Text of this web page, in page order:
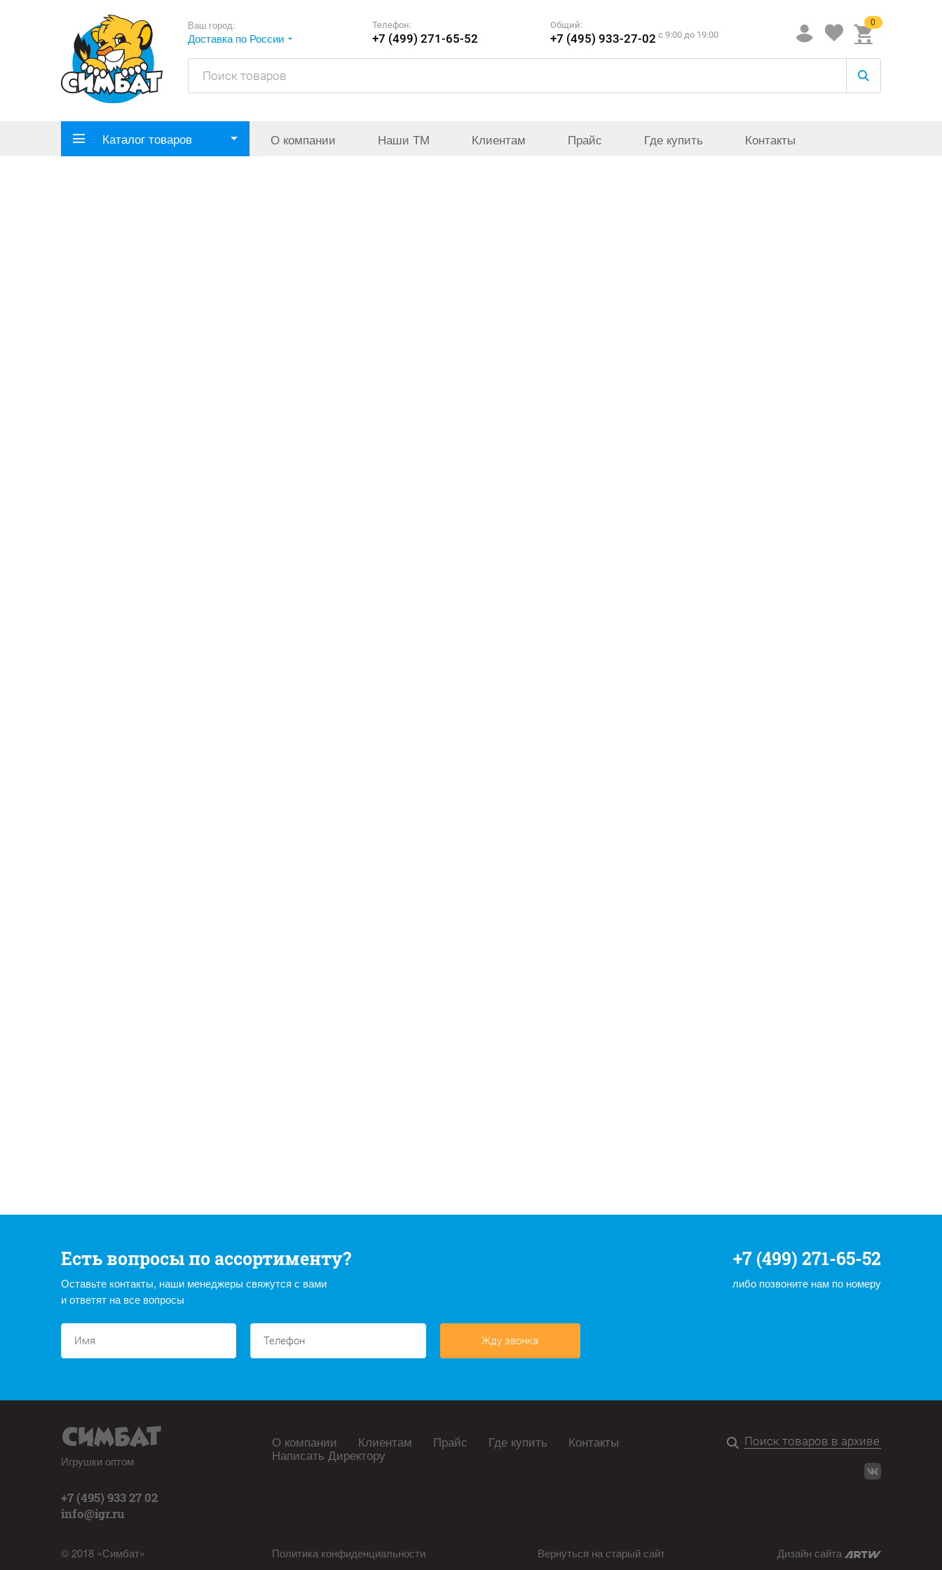
Ваш город:
Доставка по России
Телефон:
+7 (499) 271-65-52
Общий:
+7 (495) 933-27-02 c 9:00 до 19:00
0
Каталог товаров О компании Наши ТМ Клиентам Прайс Где купить Контакты
Есть вопросы по ассортименту?
Оставьте контакты, наши менеджеры свяжутся с вами
и ответят на все вопросы
+7 (499) 271-65-52
либо позвоните нам по номеру
Жду звонка
Игрушки оптом
+7 (495) 933 27 02
info@igr.ru
© 2018 «Симбат»
О компании Клиентам Прайс Где купить Контакты
Написать Директору
Политика конфиденциальности Вернуться на старый сайт Дизайн сайта